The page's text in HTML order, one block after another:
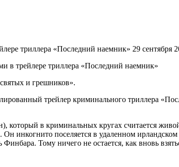
триллера «Последний наемник» 29 сентября
и грешников».
трейлер криминального триллера
в криминальных кругах считается
Он инкогнито поселяется в удаленном
Тому ничего не остается, как вновь